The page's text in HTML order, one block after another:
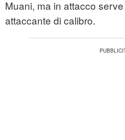
Muani, ma in attacco
attaccante di calibro.